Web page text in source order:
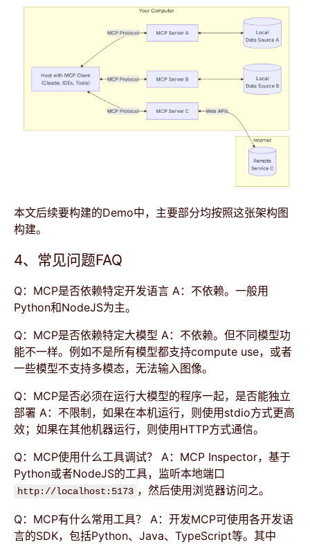
本文后续要构建的Demo中，主要部分均按照这张架构图
构建。
4、常见问题FAQ
Q：MCP是否依赖特定开发语言 A：不依赖。一般用
Python和NodeJS为主。
Q：MCP是否依赖特定大模型 A：不依赖。但不同模型功
能不一样。例如不是所有模型都支持compute use，或者
一些模型不支持多模态，无法输入图像。
Q：MCP是否必须在运行大模型的程序一起，是否能独立
部署 A：不限制，如果在本机运行，则使用stdio方式更高
效；如果在其他机器运行，则使用HTTP方式通信。
Q：MCP使用什么工具调试？ A：MCP Inspector，基于
Python或者NodeJS的工具，监听本地端口
http://localhost:5173 ，然后使用浏览器访问之。
Q：MCP有什么常用工具？ A：开发MCP可使用各开发语
言的SDK，包括Python、Java、TypeScript等。其中